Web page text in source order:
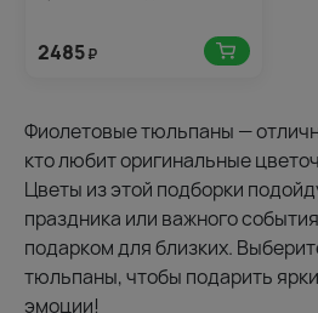
2485₽
Фиолетовые тюльпаны —
кто любит оригинальные
Цветы из этой подборки
праздника или важного
подарком для близких.
тюльпаны, чтобы подарить
эмоции!